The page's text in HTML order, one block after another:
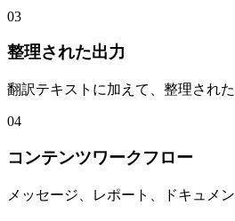
03
整理された出力
翻訳テキストに加えて、整理され
04
コンテンツワークフロー
メッセージ、レポート、ドキュメ